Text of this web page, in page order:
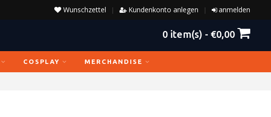
anmelden
|
Kundenkonto anlegen
|
Wunschzettel
0 item(s) - €0,00
COSPLAY MERCHANDISE